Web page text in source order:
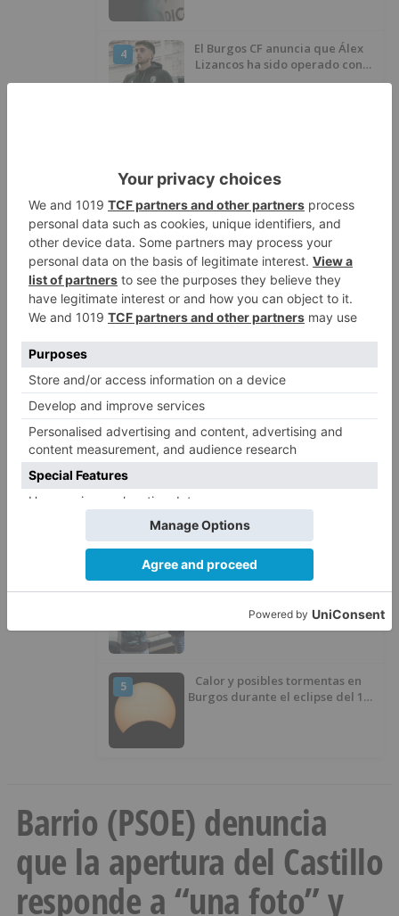
4
El Burgos CF anuncia que Álex
Lizancos ha sido operado con
éxito del menisco de su rodilla
hachís, cocaína y marihuana
ocultos en su vehículo
LO ÚLTIMO
1
Villatoro da el primer paso para
dejar atrás su aislamiento con el
2
Asociaciones y Pedanías de la
Merindad de Montija de Burgos
piden la reapertura de la
farmacia de Villasante
3
Luz verde al Programa de
Envejecimiento Activo que
experimenta cada una mayor
demanda
4
La Guardia Civil desmonta la
desaparecer 3.256 euros
5
Calor y posibles tormentas en
Burgos durante el eclipse del 12
Barrio (PSOE) denuncia
que la apertura del Castillo
responde a “una foto” y